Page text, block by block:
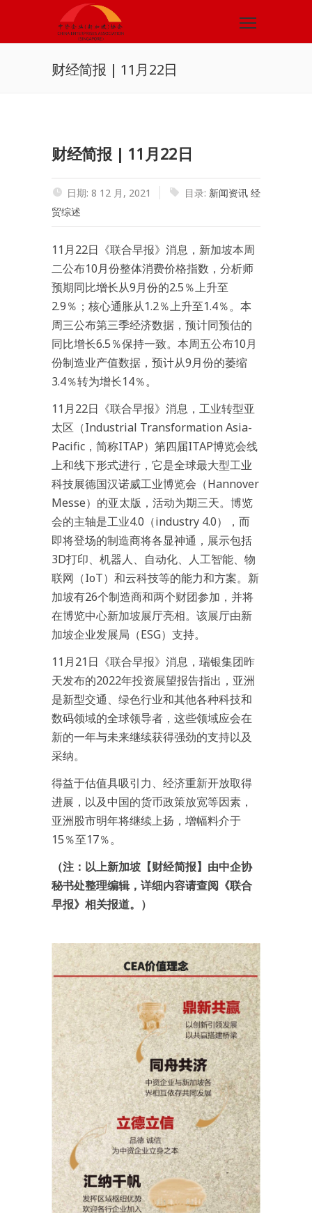
​财经简报 | 11月22日
​财经简报 | 11月22日
日期: 8 12 月, 2021 目录: 新闻资讯 经
贸综述
11月22日《联合早报》消息，新加坡本周
二公布10月份整体消费价格指数，分析师
预期同比增长从9月份的2.5％上升至
2.9％；核心通胀从1.2％上升至1.4％。本
周三公布第三季经济数据，预计同预估的
同比增长6.5％保持一致。本周五公布10月
份制造业产值数据，预计从9月份的萎缩
3.4％转为增长14％。
11月22日《联合早报》消息，工业转型亚
太区（Industrial Transformation Asia-
Pacific，简称ITAP）第四届ITAP博览会线
上和线下形式进行，它是全球最大型工业
科技展德国汉诺威工业博览会（Hannover
Messe）的亚太版，活动为期三天。博览
会的主轴是工业4.0（industry 4.0），而
即将登场的制造商将各显神通，展示包括
3D打印、机器人、自动化、人工智能、物
联网（IoT）和云科技等的能力和方案。新
加坡有26个制造商和两个财团参加，并将
在博览中心新加坡展厅亮相。该展厅由新
加坡企业发展局（ESG）支持。
11月21日《联合早报》消息，瑞银集团昨
天发布的2022年投资展望报告指出，亚洲
是新型交通、绿色行业和其他各种科技和
数码领域的全球领导者，这些领域应会在
新的一年与未来继续获得强劲的支持以及
采纳。
得益于估值具吸引力、经济重新开放取得
进展，以及中国的货币政策放宽等因素，
亚洲股市明年将继续上扬，增幅料介于
15％至17％。
（注：以上新加坡【财经简报】由中企协
秘书处整理编辑，详细内容请查阅《联合
早报》相关报道。）